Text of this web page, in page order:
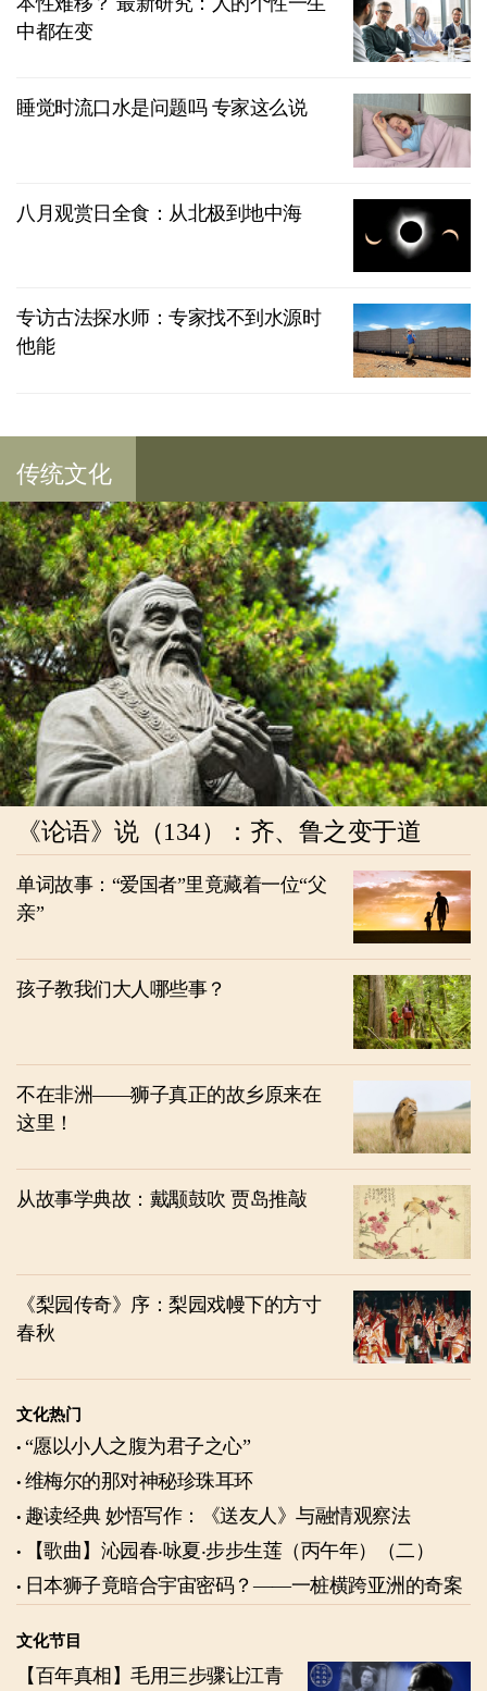
中都在变
睡觉时流口水是问题吗 专家这么说
八月观赏日全食：从北极到地中海
专访古法探水师：专家找不到水源时
他能
传统文化
《论语》说（134）：齐、鲁之变于道
单词故事：“爱国者”里竟藏着一位“父
亲”
孩子教我们大人哪些事？
不在非洲——狮子真正的故乡原来在
这里！
从故事学典故：戴颙鼓吹 贾岛推敲
《梨园传奇》序：梨园戏幔下的方寸
春秋
文化热门
“愿以小人之腹为君子之心”
维梅尔的那对神秘珍珠耳环
趣读经典 妙悟写作：《送友人》与融情观察法
【歌曲】沁园春‧咏夏‧步步生莲（丙午年）（二）
日本狮子竟暗合宇宙密码？——一桩横跨亚洲的奇案
文化节目
【百年真相】毛用三步骤让江青